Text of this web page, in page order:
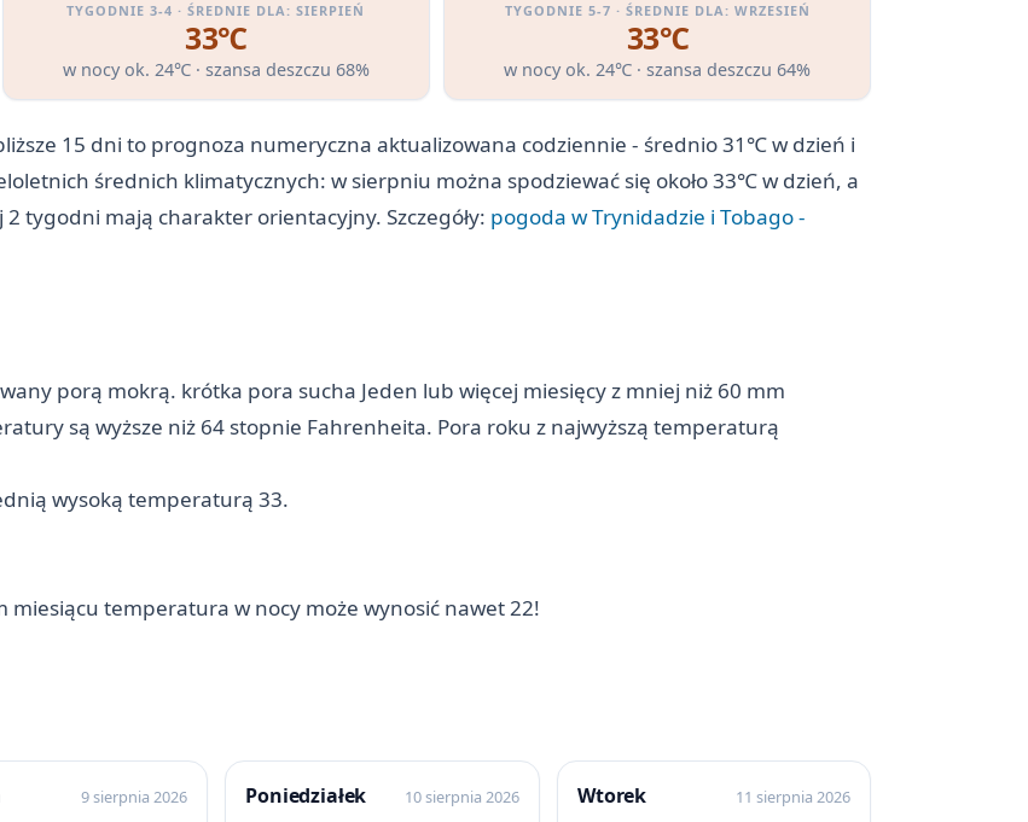
TYGODNIE 3-4 · ŚREDNIE DLA: SIERPIEŃ
33℃
w nocy ok. 24℃ · szansa deszczu 68%
TYGODNIE 5-7 · ŚREDNIE DLA: WRZESIEŃ
33℃
w nocy ok. 24℃ · szansa deszczu 64%
15 dni to prognoza numeryczna aktualizowana codziennie - średnio 31℃ w dzień i
średnich klimatycznych: w sierpniu można spodziewać się około 33℃ w dzień, a
tygodni mają charakter orientacyjny. Szczegóły: pogoda w Trynidadzie i Tobago -
porą mokrą. krótka pora sucha Jeden lub więcej miesięcy z mniej niż 60 mm
są wyższe niż 64 stopnie Fahrenheita. Pora roku z najwyższą temperaturą
wysoką temperaturą 33.
miesiącu temperatura w nocy może wynosić nawet 22!
9 sierpnia 2026 Poniedziałek 10 sierpnia 2026 Wtorek 11 sierpnia 2026